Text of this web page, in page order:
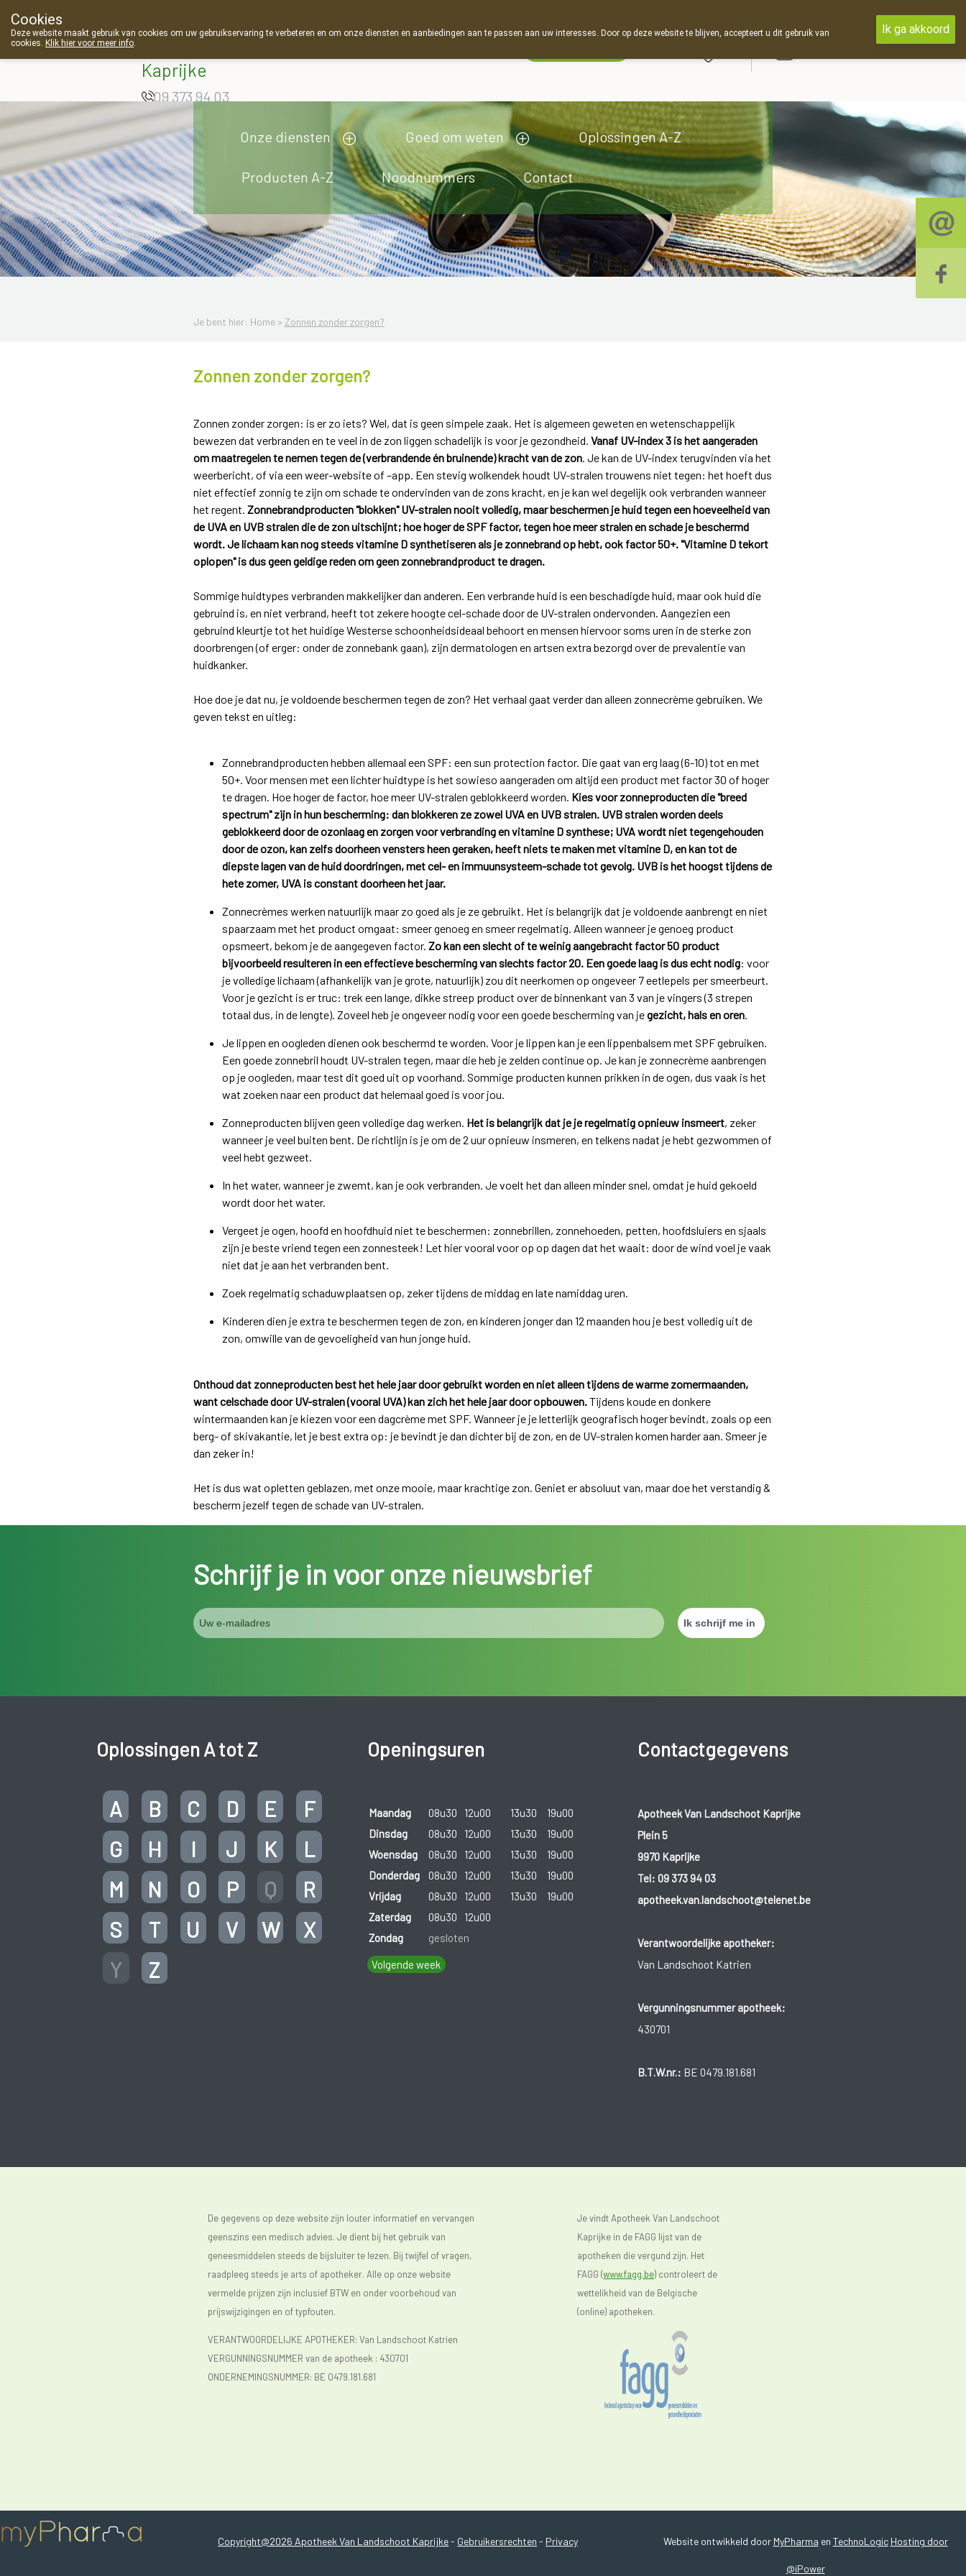
Apotheek Van
Kaprijke
09 373 94 03
Onze diensten Goed om weten Oplossingen A-Z
Producten A-Z Noodnummers Contact
Je bent hier: Home > Zonnen zonder zorgen?
Zonnen zonder zorgen?
Zonnen zonder zorgen: is er zo iets? Wel, dat is geen simpele zaak. Het is algemeen geweten en wetenschappelijk
bewezen dat verbranden en te veel in de zon liggen schadelijk is voor je gezondheid. Vanaf UV-index 3 is het aangeraden
om maatregelen te nemen tegen de (verbrandende én bruinende) kracht van de zon. Je kan de UV-index terugvinden via het
weerbericht, of via een weer-website of –app. Een stevig wolkendek houdt UV-stralen trouwens niet tegen: het hoeft dus
niet effectief zonnig te zijn om schade te ondervinden van de zons kracht, en je kan wel degelijk ook verbranden wanneer
het regent. Zonnebrandproducten "blokken" UV-stralen nooit volledig, maar beschermen je huid tegen een hoeveelheid van
de UVA en UVB stralen die de zon uitschijnt; hoe hoger de SPF factor, tegen hoe meer stralen en schade je beschermd
wordt. Je lichaam kan nog steeds vitamine D synthetiseren als je zonnebrand op hebt, ook factor 50+. "Vitamine D tekort
oplopen" is dus geen geldige reden om geen zonnebrandproduct te dragen.
Sommige huidtypes verbranden makkelijker dan anderen. Een verbrande huid is een beschadigde huid, maar ook huid die
gebruind is, en niet verbrand, heeft tot zekere hoogte cel-schade door de UV-stralen ondervonden. Aangezien een
gebruind kleurtje tot het huidige Westerse schoonheidsideaal behoort en mensen hiervoor soms uren in de sterke zon
doorbrengen (of erger: onder de zonnebank gaan), zijn dermatologen en artsen extra bezorgd over de prevalentie van
huidkanker.
Hoe doe je dat nu, je voldoende beschermen tegen de zon? Het verhaal gaat verder dan alleen zonnecrème gebruiken. We
geven tekst en uitleg:
Zonnebrandproducten hebben allemaal een SPF: een sun protection factor. Die gaat van erg laag (6-10) tot en met
50+. Voor mensen met een lichter huidtype is het sowieso aangeraden om altijd een product met factor 30 of hoger
te dragen. Hoe hoger de factor, hoe meer UV-stralen geblokkeerd worden. Kies voor zonneproducten die "breed
spectrum" zijn in hun bescherming: dan blokkeren ze zowel UVA en UVB stralen. UVB stralen worden deels
geblokkeerd door de ozonlaag en zorgen voor verbranding en vitamine D synthese; UVA wordt niet tegengehouden
door de ozon, kan zelfs doorheen vensters heen geraken, heeft niets te maken met vitamine D, en kan tot de
diepste lagen van de huid doordringen, met cel- en immuunsysteem-schade tot gevolg. UVB is het hoogst tijdens de
hete zomer, UVA is constant doorheen het jaar.
Zonnecrèmes werken natuurlijk maar zo goed als je ze gebruikt. Het is belangrijk dat je voldoende aanbrengt en niet
spaarzaam met het product omgaat: smeer genoeg en smeer regelmatig. Alleen wanneer je genoeg product
opsmeert, bekom je de aangegeven factor. Zo kan een slecht of te weinig aangebracht factor 50 product
bijvoorbeeld resulteren in een effectieve bescherming van slechts factor 20. Een goede laag is dus echt nodig: voor
je volledige lichaam (afhankelijk van je grote, natuurlijk) zou dit neerkomen op ongeveer 7 eetlepels per smeerbeurt.
Voor je gezicht is er truc: trek een lange, dikke streep product over de binnenkant van 3 van je vingers (3 strepen
totaal dus, in de lengte). Zoveel heb je ongeveer nodig voor een goede bescherming van jegezicht, hals en oren.
Je lippen en oogleden dienen ook beschermd te worden. Voor je lippen kan je een lippenbalsem met SPF gebruiken.
Een goede zonnebril houdt UV-stralen tegen, maar die heb je zelden continue op. Je kan je zonnecrème aanbrengen
op je oogleden, maar test dit goed uit op voorhand. Sommige producten kunnen prikken in de ogen, dus vaak is het
wat zoeken naar een product dat helemaal goed is voor jou.
Zonneproducten blijven geen volledige dag werken. Het is belangrijk dat je je regelmatig opnieuw insmeert, zeker
wanneer je veel buiten bent. De richtlijn is je om de 2 uur opnieuw insmeren, en telkens nadat je hebt gezwommen of
veel hebt gezweet.
In het water, wanneer je zwemt, kan je ook verbranden. Je voelt het dan alleen minder snel, omdat je huid gekoeld
wordt door het water.
Vergeet je ogen, hoofd en hoofdhuid niet te beschermen: zonnebrillen, zonnehoeden, petten, hoofdsluiers en sjaals
zijn je beste vriend tegen een zonnesteek! Let hier vooral voor op op dagen dat het waait: door de wind voel je vaak
niet dat je aan het verbranden bent.
Zoek regelmatig schaduwplaatsen op, zeker tijdens de middag en late namiddag uren.
Kinderen dien je extra te beschermen tegen de zon, en kinderen jonger dan 12 maanden hou je best volledig uit de
zon, omwille van de gevoeligheid van hun jonge huid.
Onthoud dat zonneproducten best het hele jaar door gebruikt worden en niet alleen tijdens de warme zomermaanden,
want celschade door UV-stralen (vooral UVA) kan zich het hele jaar door opbouwen.Tijdens koude en donkere
wintermaanden kan je kiezen voor een dagcrème met SPF. Wanneer je je letterlijk geografisch hoger bevindt, zoals op een
berg- of skivakantie, let je best extra op: je bevindt je dan dichter bij de zon, en de UV-stralen komen harder aan. Smeer je
dan zeker in!
Het is dus wat opletten geblazen, met onze mooie, maar krachtige zon. Geniet er absoluut van, maar doe het verstandig &
bescherm jezelf tegen de schade van UV-stralen.
Schrijf je in voor onze nieuwsbrief
Oplossingen A tot Z
A B C D E
F
G
H I J K
L
M
N O P Q
R
S
T U V W
X
Y
Z
Openingsuren
Maandag 08u30 12u00 13u30
19u00
Dinsdag
08u30 12u00 13u30
19u00
Woensdag
08u30 12u00 13u30
19u00
Donderdag
08u30 12u00 13u30
19u00
Vrijdag
08u30 12u00 13u30
19u00
Zaterdag
08u30
12u00
Zondag
gesloten
Volgende week
Contactgegevens
Apotheek Van Landschoot Kaprijke
Plein 5
9970 Kaprijke
Tel: 09 373 94 03
apotheek.van.landschoot@telenet.be
Verantwoordelijke apotheker:
Van Landschoot Katrien
Vergunningsnummer apotheek:
430701
B.T.W.nr.: BE 0479.181.681
De gegevens op deze website zijn louter informatief en vervangen
geenszins een medisch advies. Je dient bij het gebruik van
geneesmiddelen steeds de bijsluiter te lezen. Bij twijfel of vragen,
raadpleeg steeds je arts of apotheker. Alle op onze website
vermelde prijzen zijn inclusief BTW en onder voorbehoud van
prijswijzigingen en of typfouten.
VERANTWOORDELIJKE APOTHEKER: Van Landschoot Katrien
VERGUNNINGSNUMMER van de apotheek : 430701
ONDERNEMINGSNUMMER: BE 0479.181.681
Je vindt Apotheek Van Landschoot
Kaprijke in de FAGG lijst van de
apotheken die vergund zijn. Het
FAGG (www.fagg.be) controleert de
wettelikheid van de Belgische
(online) apotheken.
Copyright@2026 Apotheek Van Landschoot Kaprijke- Gebruikersrechten - Privacy Website ontwikkeld door MyPharma en TechnoLogic Hosting door
@iPower
Cookies
Deze website maakt gebruik van cookies om uw gebruikservaring te verbeteren en om onze diensten en aanbiedingen aan te passen aan uw interesses. Door op deze website te blijven, accepteert u dit gebruik van
cookies. Klik hier voor meer info.
Ik ga akkoord